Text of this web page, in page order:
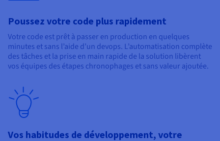
Poussez votre code plus rapidement
Votre code est prêt à passer en production en quelques
minutes et sans l’aide d’un devops. L’automatisation complète
des tâches et la prise en main rapide de la solution libèrent
vos équipes des étapes chronophages et sans valeur ajoutée.
Vos habitudes de développement, votre